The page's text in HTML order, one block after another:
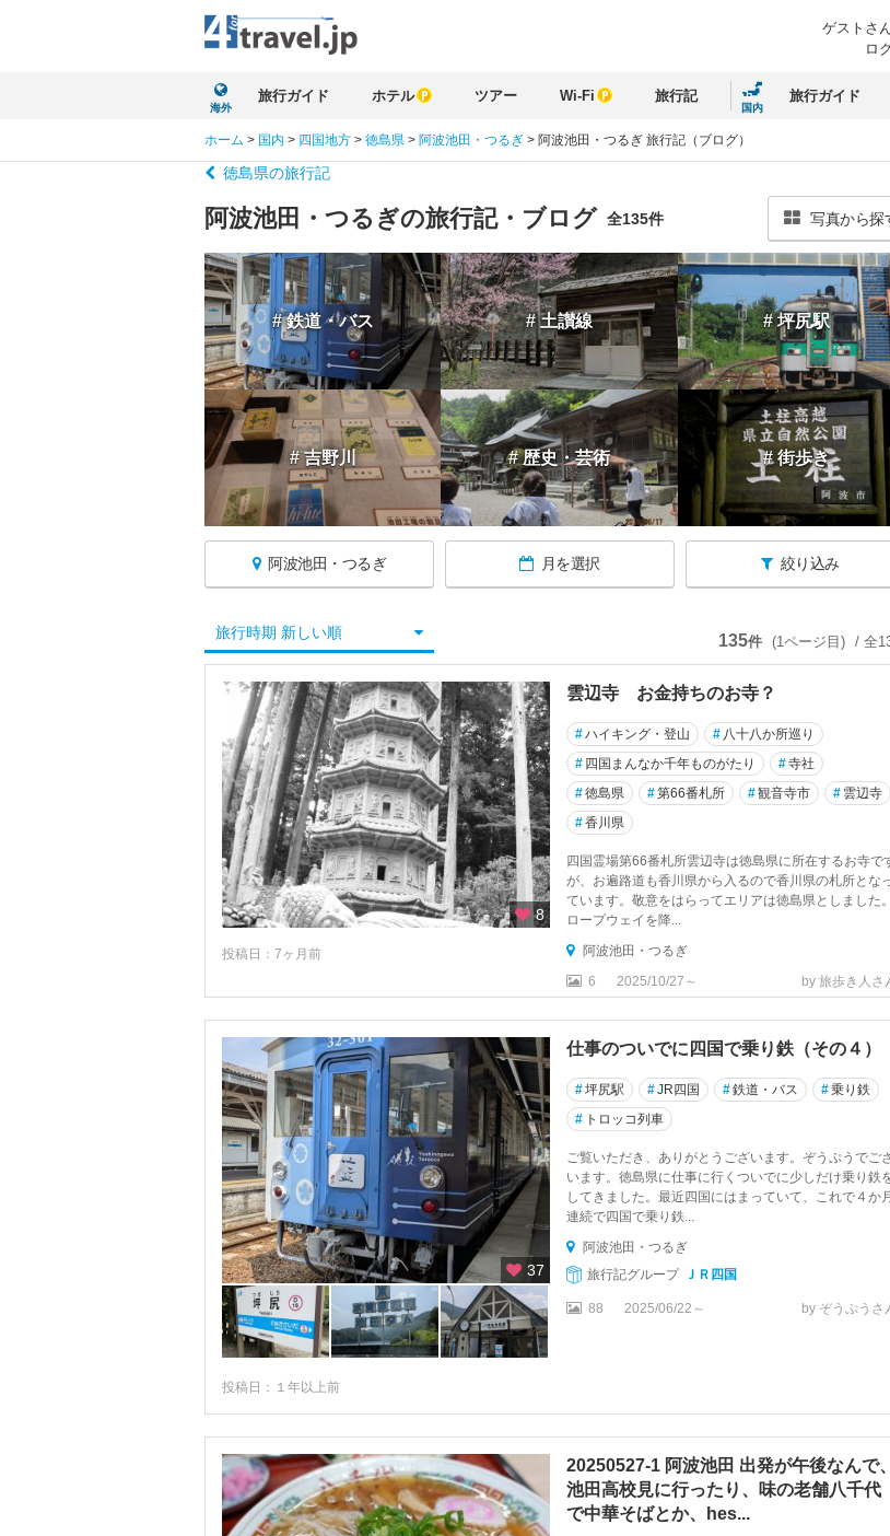
ゲストさん
ロ
海外
旅行ガイド ホテル ツアー Wi-Fi 旅行記
国内
旅行ガイド
ホーム > 国内 > 四国地方 > 徳島県 > 阿波池田・つるぎ > 阿波池田・つるぎ 旅行記（ブログ）
徳島県の旅行記
阿波池田・つるぎの旅行記・ブログ 全135件 写真から探
# 鉄道・バス # 土讃線 # 坪尻駅
# 吉野川 # 歴史・芸術 # 街歩き
阿波池田・つるぎ 月を選択 絞り込み
徳島へ戻る
徳島すべて
徳島・鳴門
祖谷・かずら橋・剣山
阿波池田・吉野川周辺
阿波池田・つるぎ
吉野川・阿波・脇町
阿南・日和佐・海陽・那賀
旅行時期 新しい順 135件 (1ページ目) / 全
8
投稿日：7ヶ月前
雲辺寺 お金持ちのお寺？
#ハイキング・登山 # 八十八か所巡り
# 四国まんなか千年ものがたり #寺社
#徳島県 #第66番札所 #観音寺市 # 雲辺寺
#香川県
四国霊場第66番札所雲辺寺は徳島県に所在するお寺で
が、お遍路道も香川県から入るので香川県の札所とな
ています。敬意をはらってエリアは徳島県としました。
ロープウェイを降...
阿波池田・つるぎ
6
2025/10/27～ by 旅歩き人さ
37
投稿日：１年以上前
仕事のついでに四国で乗り鉄（その４）
#坪尻駅 #JR四国 #鉄道・バス #乗り鉄
# トロッコ列車
ご覧いただき、ありがとうございます。ぞうぷうでご
います。徳島県に仕事に行くついでに少しだけ乗り鉄
してきました。最近四国にはまっていて、これで４か月
連続で四国で乗り鉄...
阿波池田・つるぎ
旅行記グループ
ＪＲ四国
88 2025/06/22～ by ぞうぷうさ
20250527-1 阿波池田 出発が午後なんで、
池田高校見に行ったり、味の老舗八千代
で中華そばとか、hes...